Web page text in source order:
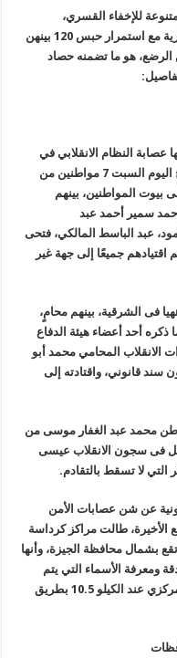
للإخفاء القسري،
واستنكار لتصاعد الانتهاكات ضد المرأة المصرية مع استمرار حبس 120 بينهن
أمهات بأطفالهن الرضع، هو ما تضمنه حصاد
:
عصابة النظام الانقلابي في
مصر، واعتقلت في الساعات الأولى من صباح اليوم السبت 7 مواطنين من
بيوت المواطنين، بينهم
سمير أحمد عبد
عبد الباسط المالكي، فتحى
جميعًا إلى جهة غير
فى الشرقية، بينهم محامٍ،
أحد أعضاء هيئة الدفاع
الانقلاب المحامي محمد أبو
قانوني، واقتادته إلى
محمد عبد الغفار موسى من
فى سجون الانقلاب عيسى
لا تسقط بالتقادم.
عن شن عصابات الأمن
الأخيرة، طالت مراكز كرداسة
بشمال محافظة الجيزة، وأنها
ومعرفة الأسماء التي يتم
ترحيلها إلى أماكن الاحتجاز ومعسكر الأمن المركزي عند الكيلو 10.5 بطريق